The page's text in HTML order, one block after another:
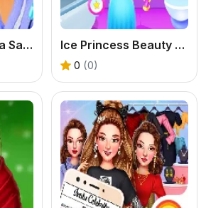
Makeup Teen Spa Salon Ice Princess Beauty Salon
0 (0)